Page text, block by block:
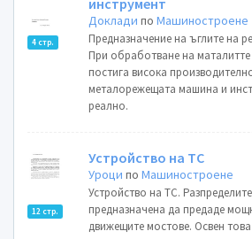
4 стр.
инструмент
Доклади поМашиностроене
Предназначение на ъглите на
При обработване на маталитте
постига висока
металорежещата машина и
реално.
12 стр.
Устройство на ТС
Уроци поМашиностроене
Устройство на ТС.
предназначена да предаде
движещите мостове. Освен